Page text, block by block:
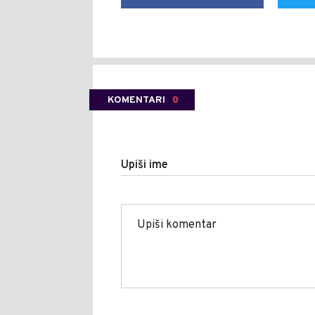
KOMENTARI 0
Upiši ime